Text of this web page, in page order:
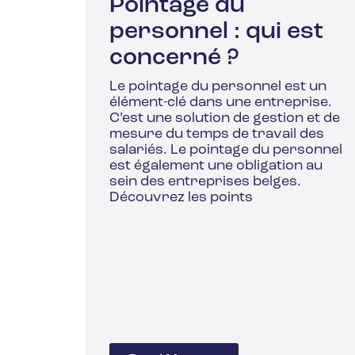
Pointage du
personnel : qui est
concerné ?
Le pointage du personnel est un
élément-clé dans une entreprise.
C’est une solution de gestion et de
mesure du temps de travail des
salariés. Le pointage du personnel
est également une obligation au
sein des entreprises belges.
Découvrez les points